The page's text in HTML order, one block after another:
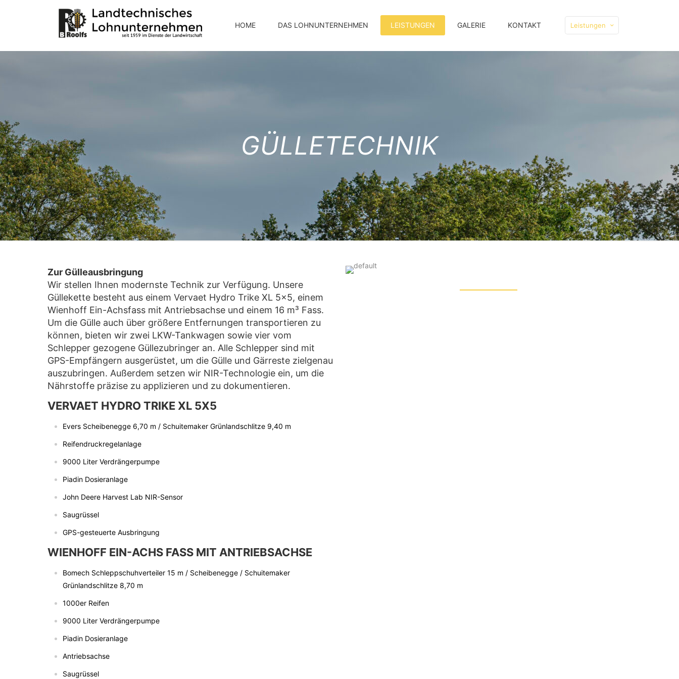
HOME DAS LOHNUNTERNEHMEN LEISTUNGEN GALERIE KONTAKT Leistungen
GÜLLETECHNIK
Zur Gülleausbringung
Wir stellen Ihnen modernste Technik zur Verfügung. Unsere
Güllekette besteht aus einem Vervaet Hydro Trike XL 5x5, einem
Wienhoff Ein-Achsfass mit Antriebsachse und einem 16 m³ Fass.
Um die Gülle auch über größere Entfernungen transportieren zu
können, bieten wir zwei LKW-Tankwagen sowie vier vom
Schlepper gezogene Güllezubringer an. Alle Schlepper sind mit
GPS-Empfängern ausgerüstet, um die Gülle und Gärreste zielgenau
auszubringen. Außerdem setzen wir NIR-Technologie ein, um die
Nährstoffe präzise zu applizieren und zu dokumentieren.
VERVAET HYDRO TRIKE XL 5X5
Evers Scheibenegge 6,70 m / Schuitemaker Grünlandschlitze 9,40 m
Reifendruckregelanlage
9000 Liter Verdrängerpumpe
Piadin Dosieranlage
John Deere Harvest Lab NIR-Sensor
Saugrüssel
GPS-gesteuerte Ausbringung
WIENHOFF EIN-ACHS FASS MIT ANTRIEBSACHSE
Bomech Schleppschuhverteiler 15 m / Scheibenegge / Schuitemaker
Grünlandschlitze 8,70 m
1000er Reifen
9000 Liter Verdrängerpumpe
Piadin Dosieranlage
Antriebsachse
Saugrüssel